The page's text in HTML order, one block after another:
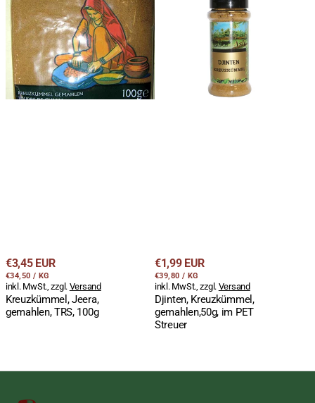
Jeera,
gemahlen,
TRS,
100g
Regulärer
Preis
€3,45 EUR
STÜCKPREIS
€34,50 / PRO
KG
inkl. MwSt., zzgl. Versand
Kreuzkümmel, Jeera,
gemahlen, TRS, 100g
Kreuzkümmel,
gemahlen,50g,
im
Streuer
Regulärer
Preis
€1,99 EUR
STÜCKPREIS
€39,80 / PRO
KG
inkl. MwSt., zzgl. Versand
Djinten, Kreuzkümmel,
gemahlen,50g, im PET
Streuer